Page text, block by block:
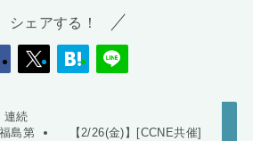
シェアする！
続
島第
【2/26(金)】[CCNE共催]